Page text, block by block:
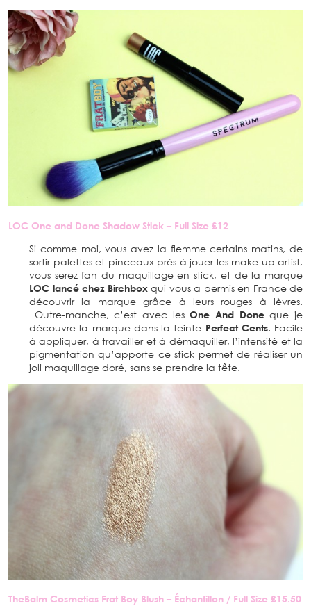
LOC One and Done Shadow Stick – Full Size £12
Si comme moi, vous avez la flemme certains matins, de
sortir palettes et pinceaux près à jouer les make up artist,
vous serez fan du maquillage en stick, et de la marque
LOC lancé chez Birchboxqui vous a permis en France de
découvrir la marque grâce à leurs rouges à lèvres.
Outre-manche, c’est avec lesOne And Doneque je
découvre la marque dans la teinte Perfect Cents. Facile
à appliquer, à travailler et à démaquiller, l’intensité et la
pigmentation qu’apporte ce stick permet de réaliser un
joli maquillage doré, sans se prendre la tête.
TheBalm Cosmetics Frat Boy Blush – Échantillon / Full Size £15.50